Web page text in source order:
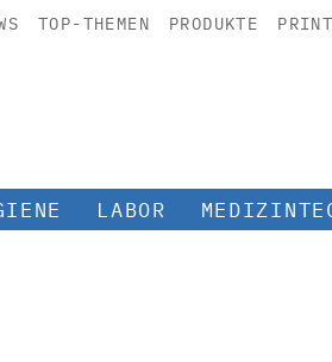
TOP-THEMEN PRODUKTE
LABOR